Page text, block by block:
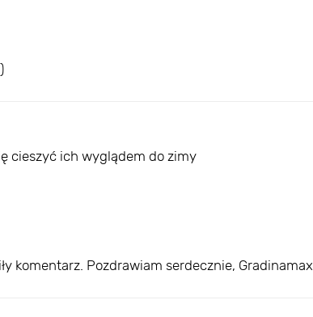
cieszyć ich wyglądem do zimy
komentarz. Pozdrawiam serdecznie, Gradinamax